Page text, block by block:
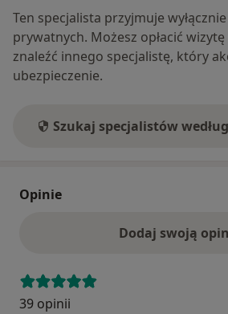
Ten specjalista przyjmuje
prywatnych. Możesz opłacić
znaleźć innego specjalistę, który
ubezpieczenie.
Szukaj specjalistów
Opinie
Dodaj swoją
39 opinii